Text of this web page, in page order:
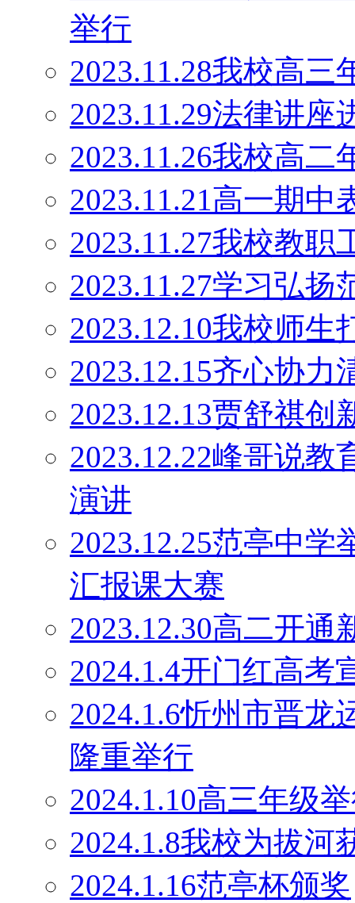
举行
2023.11.28我校高
2023.11.29法律讲座
2023.11.26我校高
2023.11.21高一期中
2023.11.27我校教
2023.11.27学习弘
2023.12.10我校师生
2023.12.15齐心协力
2023.12.13贾舒祺创
2023.12.22峰哥说
演讲
2023.12.25范亭中学
汇报课大赛
2023.12.30高二开通
2024.1.4开门红高考
2024.1.6忻州市晋龙
隆重举行
2024.1.10高三年级
2024.1.8我校为拔河
2024.1.16范亭杯颁奖